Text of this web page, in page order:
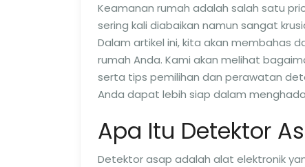
Keamanan rumah adalah salah satu
sering kali diabaikan namun sangat
Dalam artikel ini, kita akan membahas
rumah Anda. Kami akan melihat
serta tips pemilihan dan perawatan
Anda dapat lebih siap dalam
Apa Itu Detektor
Detektor asap adalah alat elektronik